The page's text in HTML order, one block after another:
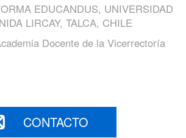
EDUCANDUS, UNIVERSIDAD
LIRCAY, TALCA, CHILE
Docente de la Vicerrectoría
CONTACTO